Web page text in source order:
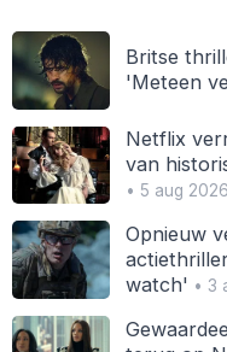
Britse
'Meteen
Netflix
van
• 5 aug 2026
Opnieuw
watch' • 3